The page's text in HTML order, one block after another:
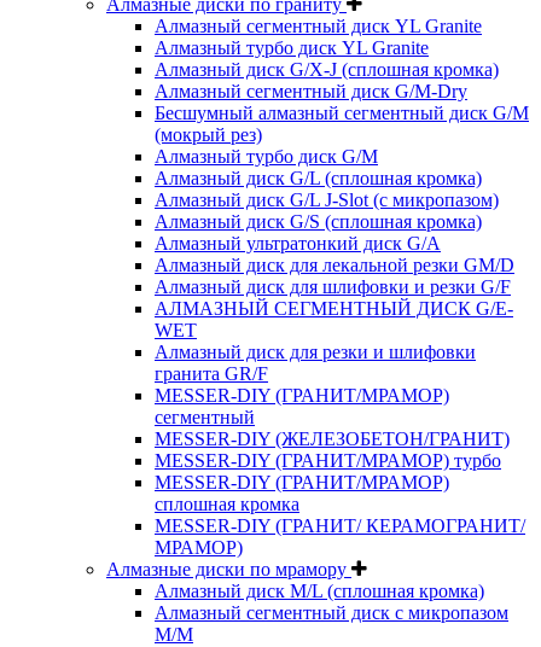
Алмазные диски по граниту
Алмазный сегментный диск YL Granite
Алмазный турбо диск YL Granite
Алмазный диск G/X-J (сплошная кромка)
Алмазный сегментный диск G/M-Dry
Бесшумный алмазный сегментный диск G/M
(мокрый рез)
Алмазный турбо диск G/M
Алмазный диск G/L (сплошная кромка)
Алмазный диск G/L J-Slot (с микропазом)
Алмазный диск G/S (сплошная кромка)
Алмазный ультратонкий диск G/A
Алмазный диск для лекальной резки GM/D
Алмазный диск для шлифовки и резки G/F
АЛМАЗНЫЙ СЕГМЕНТНЫЙ ДИСК G/E-
WET
Алмазный диск для резки и шлифовки
гранита GR/F
MESSER-DIY (ГРАНИТ/МРАМОР)
сегментный
MESSER-DIY (ЖЕЛЕЗОБЕТОН/ГРАНИТ)
MESSER-DIY (ГРАНИТ/МРАМОР) турбо
MESSER-DIY (ГРАНИТ/МРАМОР)
сплошная кромка
MESSER-DIY (ГРАНИТ/ КЕРАМОГРАНИТ/
МРАМОР)
Алмазные диски по мрамору
Алмазный диск M/L (сплошная кромка)
Алмазный сегментный диск с микропазом
M/M